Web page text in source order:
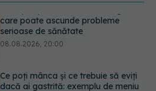
Ce poți mânca și ce trebuie să eviți
dacă ai gastrită: exemplu de meniu